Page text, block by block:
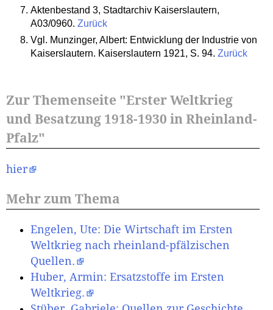
Aktenbestand 3, Stadtarchiv Kaiserslautern,
A03/0960. Zurück
Vgl. Munzinger, Albert: Entwicklung der Industrie von
Kaiserslautern. Kaiserslautern 1921, S. 94. Zurück
Zur Themenseite "Erster Weltkrieg
und Besatzung 1918-1930 in Rheinland-
Pfalz"
hier
Mehr zum Thema
Engelen, Ute: Die Wirtschaft im Ersten
Weltkrieg nach rheinland-pfälzischen
Quellen.
Huber, Armin: Ersatzstoffe im Ersten
Weltkrieg.